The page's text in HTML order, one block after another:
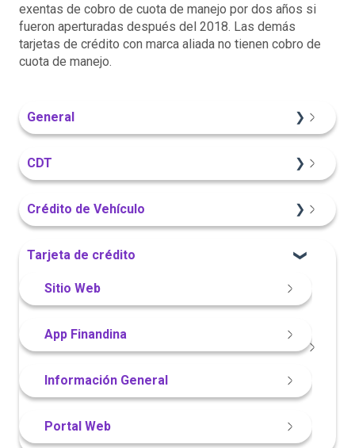
exentas de cobro de cuota de manejo por dos años si
fueron aperturadas después del 2018. Las demás
tarjetas de crédito con marca aliada no tienen cobro de
cuota de manejo.
General
CDT
Portal Web
Crédito de Vehículo
Información General
Portal Web
App Finandina
Tarjeta de crédito
Sitio Web
App Finandina
Información General
Portal Web